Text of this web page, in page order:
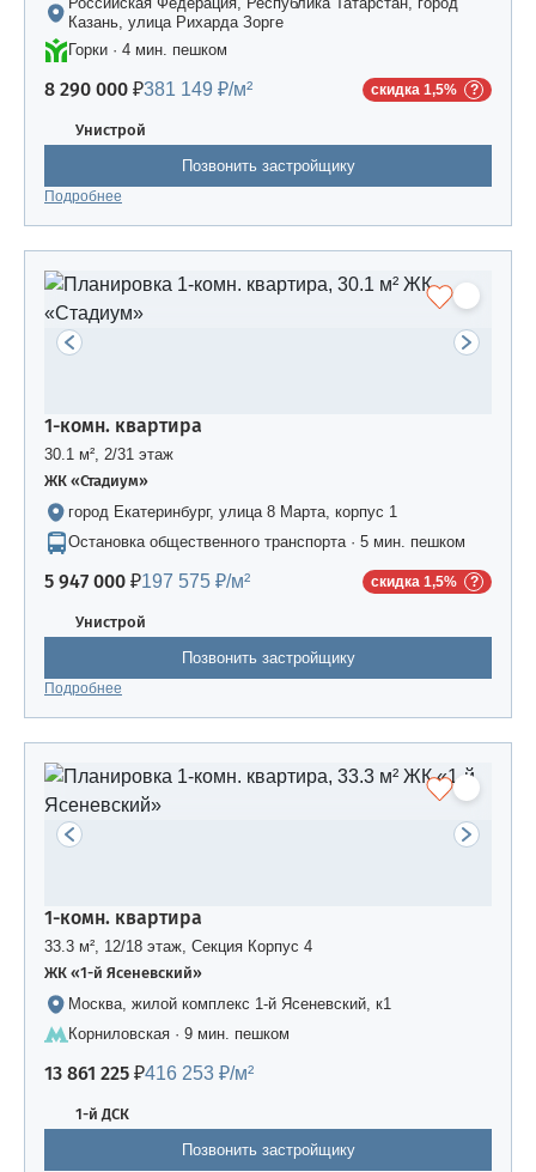
Казань, улица Рихарда Зорге
Горки · 4 мин. пешком
8 290 000 ₽381 149 ₽/м² скидка 1,5%
Унистрой
Позвонить застройщику
Подробнее
1-комн. квартира
30.1 м², 2/31 этаж
ЖК «Стадиум»
город Екатеринбург, улица 8 Марта, корпус 1
Остановка общественного транспорта · 5 мин. пешком
5 947 000 ₽197 575 ₽/м² скидка 1,5%
Унистрой
Позвонить застройщику
Подробнее
1-комн. квартира
33.3 м², 12/18 этаж, Секция Корпус 4
ЖК «1-й Ясеневский»
Москва, жилой комплекс 1-й Ясеневский, к1
Корниловская · 9 мин. пешком
13 861 225 ₽416 253 ₽/м²
1-й ДСК
Позвонить застройщику